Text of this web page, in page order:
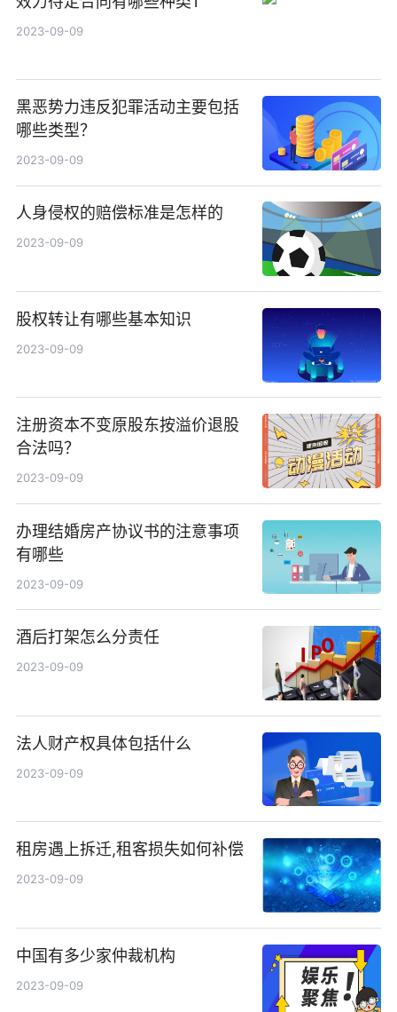
2023-09-09
黑恶势力违反犯罪活动主要包括
哪些类型？
2023-09-09
人身侵权的赔偿标准是怎样的
2023-09-09
股权转让有哪些基本知识
2023-09-09
注册资本不变原股东按溢价退股
合法吗？
2023-09-09
办理结婚房产协议书的注意事项
有哪些
2023-09-09
酒后打架怎么分责任
2023-09-09
法人财产权具体包括什么
2023-09-09
租房遇上拆迁,租客损失如何补偿
2023-09-09
中国有多少家仲裁机构
2023-09-09